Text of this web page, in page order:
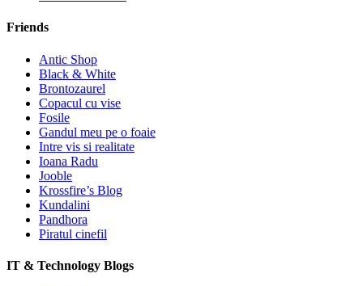
Friends
Antic Shop
Black & White
Brontozaurel
Copacul cu vise
Fosile
Gandul meu pe o foaie
Intre vis si realitate
Ioana Radu
Jooble
Krossfire’s Blog
Kundalini
Pandhora
Piratul cinefil
IT & Technology Blogs